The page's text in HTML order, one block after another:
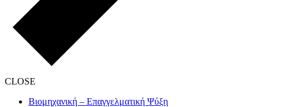
CLOSE
Βιομηχανική – Επαγγελματική Ψύξη